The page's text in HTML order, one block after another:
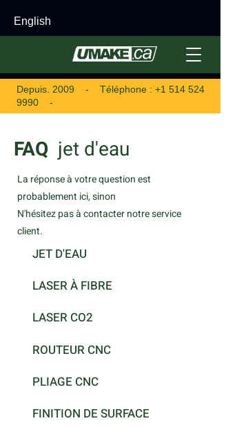
English
Depuis. 2009 - Téléphone : +1 514 524
9990 -
FAQ jet d'eau
La réponse à votre question est
probablement ici, sinon
N'hésitez pas à contacter notre service
client.
JET D'EAU
LASER À FIBRE
LASER CO2
ROUTEUR CNC
PLIAGE CNC
FINITION DE SURFACE